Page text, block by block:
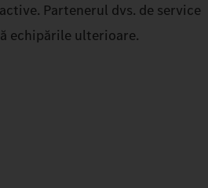
Partenerul dvs. de service
echipările ulterioare.